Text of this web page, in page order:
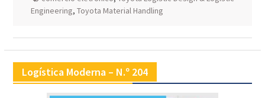
Engineering, Toyota Material Handling
Logística Moderna – N.º 204